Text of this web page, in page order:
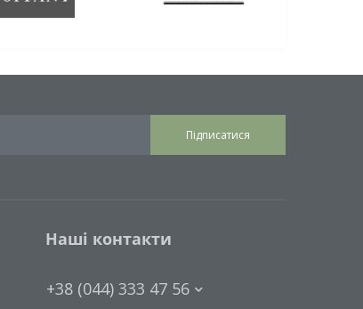
Підписатися
Наші контакти
+38 (044) 333 47 56